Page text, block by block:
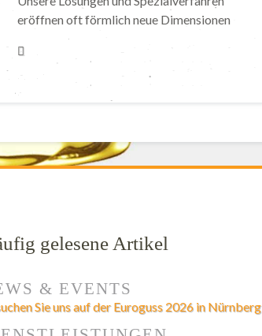
eröffnen oft förmlich neue Dimensionen
gelesene Artikel
& EVENTS
Sie uns auf der Euroguss 2026 in Nürnberg